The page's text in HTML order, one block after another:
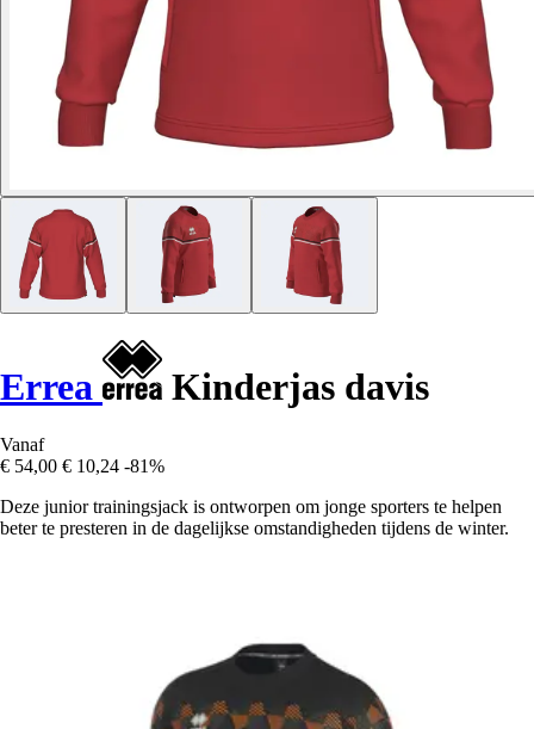
Errea Kinderjas davis
Vanaf
€ 54,00 € 10,24 -81%
Deze junior trainingsjack is ontworpen om jonge sporters te helpen
beter te presteren in de dagelijkse omstandigheden tijdens de winter.